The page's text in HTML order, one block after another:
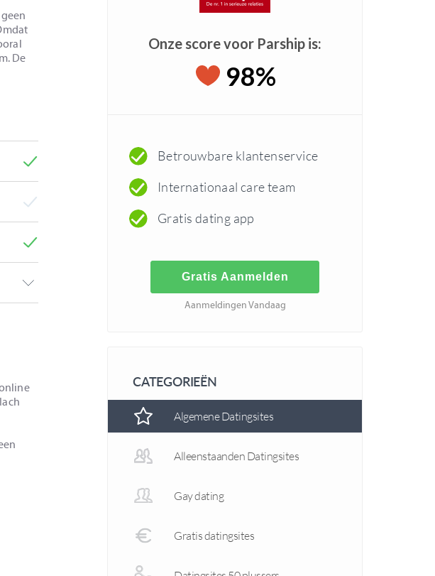
De
Onze score voor Parship is:
98%
Betrouwbare klantenservice
Internationaal care team
Gratis dating app
Gratis Aanmelden
Aanmeldingen Vandaag
CATEGORIEËN
Algemene Datingsites
Alleenstaanden Datingsites
Gay dating
Gratis datingsites